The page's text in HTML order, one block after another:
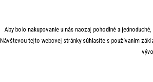
Aby bolo nakupovanie u nás naozaj pohodlné a
Návštevou tejto webovej stránky súhlasíte s používaním